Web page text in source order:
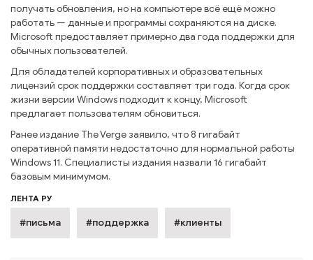
получать обновления, но на компьютере всё ещё можно
работать — данные и программы сохраняются на диске.
Microsoft предоставляет примерно два года поддержки для
обычных пользователей.
Для обладателей корпоративных и образовательных
лицензий срок поддержки составляет три года. Когда срок
жизни версии Windows подходит к концу, Microsoft
предлагает пользователям обновиться.
Ранее издание The Verge заявило, что 8 гигабайт
оперативной памяти недостаточно для нормальной работы
Windows 11. Специалисты издания назвали 16 гигабайт
базовым минимумом.
ЛЕНТА РУ
#письма #поддержка #клиенты